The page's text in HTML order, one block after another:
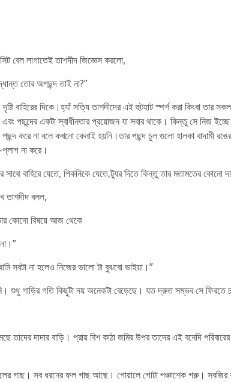
বেল লাগাতেই তাশদীদ জিজ্ঞেস করলো,
তোর অপছন্দ তাই না?”
বাহিরের দিকে।হ্যাঁ সত্যি তাশদীদের এই হুটহাট স্পর্শ করা কিংবা তার
পছন্দের একটা স্বাধীনতার প্রয়োজন যা সবার থাকে। কিন্তু সে নিজ
করে না বলে কখনো কেনাই হয়নি।তার পছন্দ চুল গুলো হালকা বাদামী
না করে।
সাথে বাহিরে যেতে, পিকনিকে যেতে,ট্যুর দিতে কিন্তু তার মতামতের কোনো
তাশদীদ বলল,
কোনো বিষয়ে আজ থেকে
সবটা না হলেও নিজের ভালো টা বুঝবো ভাইয়া।”
শুধু গাড়ির গতি কিছুটা নয় অনেকটা বেড়েছে। যত দ্রুত সম্ভব সে ফিরতে
তাদের দাদার বাড়ি। প্রায় বিশ কাঠা জমির উপর তাদের এই বনেদি
গাছ। সব ধরনের ফল গাছ আছে। গোয়ালে গোটা পঞ্চাশেক গরু। সবজির